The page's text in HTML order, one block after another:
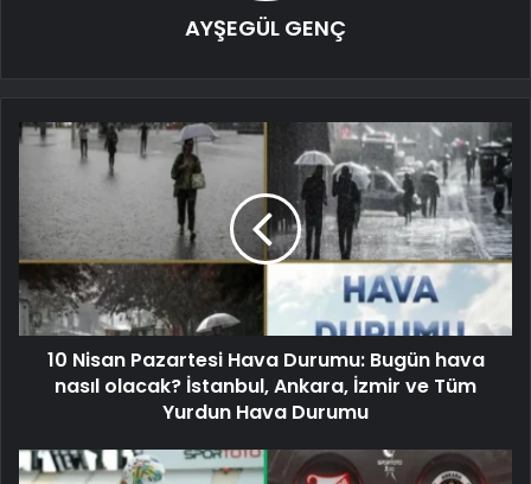
AYŞEGÜL GENÇ
10 Nisan Pazartesi Hava Durumu: Bugün hava
nasıl olacak? İstanbul, Ankara, İzmir ve Tüm
Yurdun Hava Durumu